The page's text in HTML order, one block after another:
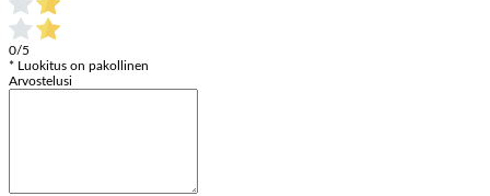
0/5
* Luokitus on pakollinen
Arvostelusi